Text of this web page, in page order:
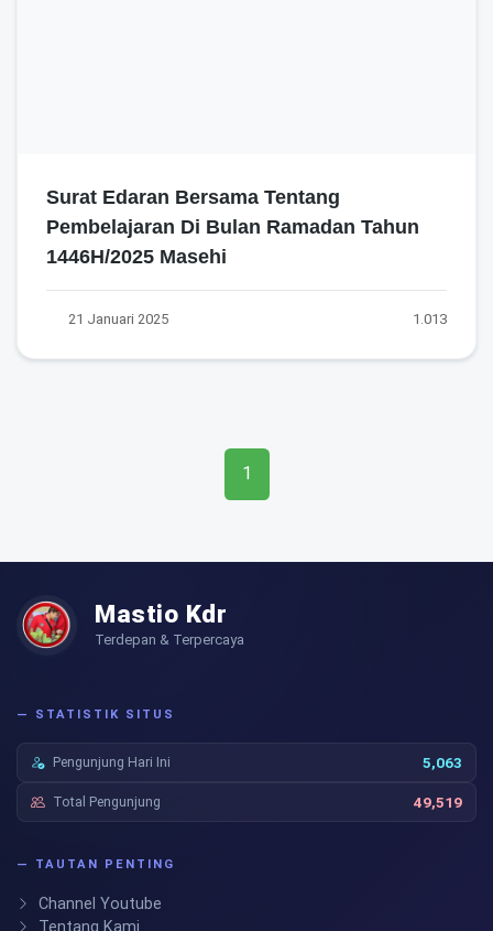
Surat Edaran Bersama Tentang
Pembelajaran Di Bulan Ramadan Tahun
1446H/2025 Masehi
21 Januari 2025 1.013
1
Mastio Kdr
Terdepan & Terpercaya
— STATISTIK SITUS
Pengunjung Hari Ini 5,063
Total Pengunjung 49,519
— TAUTAN PENTING
Channel Youtube
Tentang Kami